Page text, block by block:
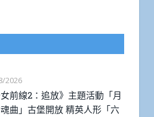
2026
女前線2：追放》主題活動「月
曲」古堡開放 精英人形「六